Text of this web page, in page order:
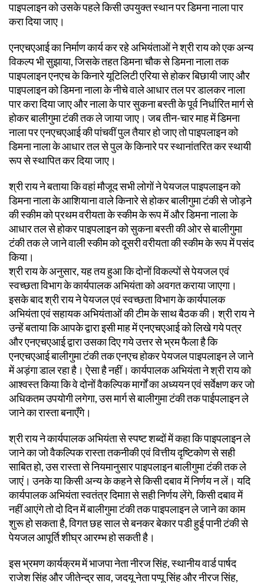
पाइपलाइन को उसके पहले किसी उपयुक्त स्थान पर डिमना नाला पार
करा दिया जाए।
एनएचएआई का निर्माण कार्य कर रहे अभियंताओं ने श्री राय को एक अन्य
विकल्प भी सुझाया, जिसके तहत डिमना चौक से डिमना नाला तक
पाइपलाइन एनएच के किनारे यूटिलिटी एरिया से होकर बिछायी जाए और
पाइपलाइन को डिमना नाला के नीचे वाले आधार तल पर डालकर नाला
पार करा दिया जाए और नाला के पार सुकना बस्ती के पूर्व निर्धारित मार्ग से
होकर बालीगुमा टंकी तक ले जाया जाए। जब तीन-चार माह में डिमना
नाला पर एनएचएआई की पांचवीं पुल तैयार हो जाए तो पाइपलाइन को
डिमना नाला के आधार तल से पुल के किनारे पर स्थानांतरित कर स्थायी
रूप से स्थापित कर दिया जाए।
श्री राय ने बताया कि वहां मौजूद सभी लोगों ने पेयजल पाइपलाइन को
डिमना नाला के आशियाना वाले किनारे से होकर बालीगुमा टंकी से जोड़ने
की स्कीम को प्रथम वरीयता के स्कीम के रूप में और डिमना नाला के
आधार तल से होकर पाइपलाइन को सुकना बस्ती की ओर से बालीगुमा
टंकी तक ले जाने वाली स्कीम को दूसरी वरीयता की स्कीम के रूप में पसंद
किया।
श्री राय के अनुसार, यह तय हुआ कि दोनों विकल्पों से पेयजल एवं
स्वच्छता विभाग के कार्यपालक अभियंता को अवगत कराया जाएगा।
इसके बाद श्री राय ने पेयजल एवं स्वच्छता विभाग के कार्यपालक
अभियंता एवं सहायक अभियंताओं की टीम के साथ बैठक की। श्री राय ने
उन्हें बताया कि आपके द्वारा इसी माह में एनएचएआई को लिखे गये पत्र
और एनएचएआई द्वारा उसका दिए गये उत्तर से भ्रम फैला है कि
एनएचएआई बालीगुमा टंकी तक एनएच होकर पेयजल पाइपलाइन ले जाने
में अड़ंगा डाल रहा है। ऐसा है नहीं। कार्यपालक अभियंता ने श्री राय को
आश्वस्त किया कि वे दोनों वैकल्पिक मार्गों का अध्ययन एवं सर्वेक्षण कर जो
अधिकतम उपयोगी लगेगा, उस मार्ग से बालीगुमा टंकी तक पाईपलाइन ले
जाने का रास्ता बनाएँगे।
श्री राय ने कार्यपालक अभियंता से स्पष्ट शब्दों में कहा कि पाइपलाइन ले
जाने का जो वैकल्पिक रास्ता तकनीकी एवं वित्तीय दृष्टिकोण से सही
साबित हो, उस रास्ता से नियमानुसार पाइपलाइन बालीगुमा टंकी तक ले
जाएं। उनके या किसी अन्य के कहने से किसी दबाव में निर्णय न लें। यदि
कार्यपालक अभियंता स्वतंत्र दिमाग़ से सही निर्णय लेंगे, किसी दबाव में
नहीं आएंगे तो दो दिन में बालीगुमा टंकी तक पाइपलाइन ले जाने का काम
शुरू हो सकता है, विगत छह साल से बनकर बेकार पडी हुई पानी टंकी से
पेयजल आपूर्ति शीघ्र आरम्भ हो सकती है।
इस भ्रमण कार्यक्रम में भाजपा नेता नीरज सिंह, स्थानीय वार्ड पार्षद
राजेश सिंह और जीतेन्द्र साव, जदयू नेता पप्पू सिंह और नीरज सिंह,